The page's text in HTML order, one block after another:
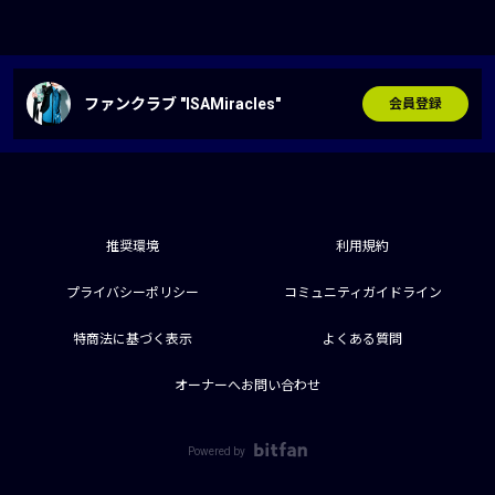
ファンクラブ "ISAMiracles" 会員登録
推奨環境 利用規約
プライバシーポリシー コミュニティガイドライン
特商法に基づく表示 よくある質問
オーナーへお問い合わせ
Powered by